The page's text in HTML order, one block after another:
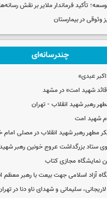
تأکید فرماندار ملایر بر نقش
در بیمارستان
چندرسانه‌ای
عبدی»
شهید امت» در مشهد
رهبر شهید انقلاب - تهران
شهید امت
مطهر رهبر شهید انقلاب در مصلی
بزرگداشت عروج خونین رهبر شهید
مجازی کتاب
آزاد اسلامی جهت بیعت با رهبر معظم
سلیمانی و شهدای ناو دنا در